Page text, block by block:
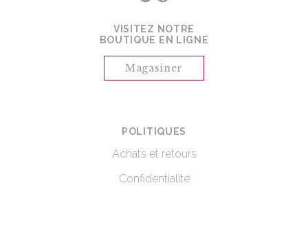
VISITEZ NOTRE
BOUTIQUE EN LIGNE
Magasiner
POLITIQUES
Achats et retours
Confidentialité